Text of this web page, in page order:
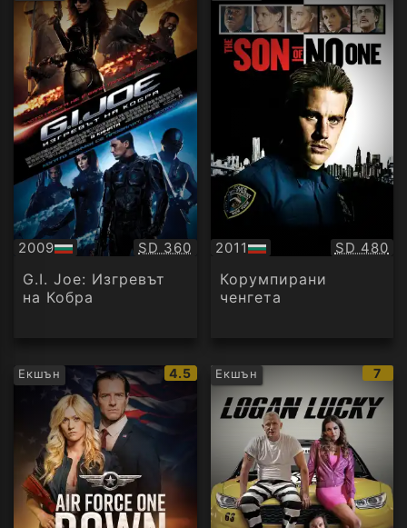
рейтинг:
2009
БГ
аудио
Качество:
SD 360
G.I. Joe: Изгревът
на Кобра
2011
БГ
аудио
SD 480
Корумпирани
ченгета
Екшън
IMDb
рейтинг:
4.5 Екшън 7